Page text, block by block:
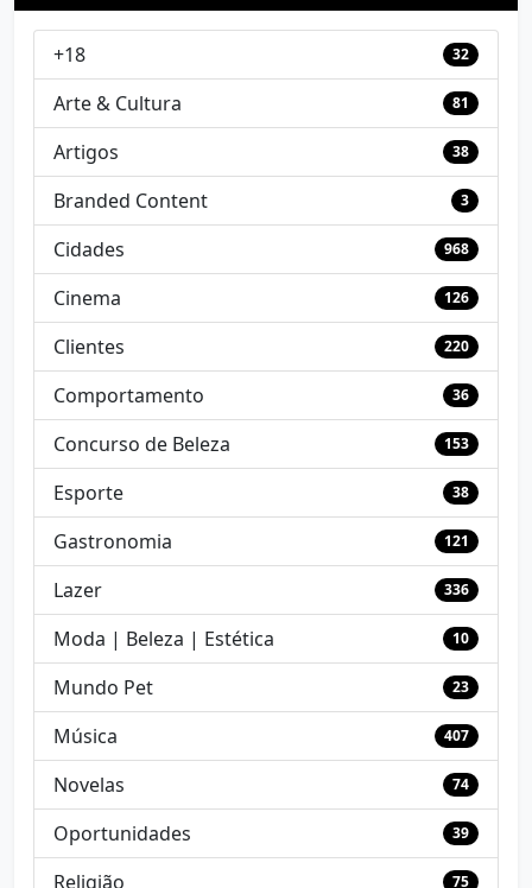
+18 32
Arte & Cultura 81
Artigos 38
Branded Content 3
Cidades 968
Cinema 126
Clientes 220
Comportamento 36
Concurso de Beleza 153
Esporte 38
Gastronomia 121
Lazer 336
Moda | Beleza | Estética 10
Mundo Pet 23
Música 407
Novelas 74
Oportunidades 39
Religião 75